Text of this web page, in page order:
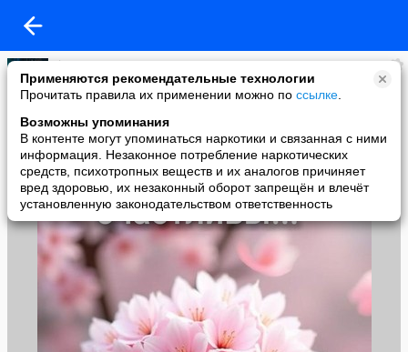
Применяются рекомендательные технологии
Прочитать правила их применении можно по ссылке
Возможны упоминания
В контенте могут упоминаться наркотики и связанная с ними
информация. Незаконное потребление наркотических
средств, психотропных веществ и их аналогов причиняет
вред здоровью, их незаконный оборот запрещён и влечёт
установленную законодательством ответственность
♕Доми Медуза
added a photo
14 May в 06:42